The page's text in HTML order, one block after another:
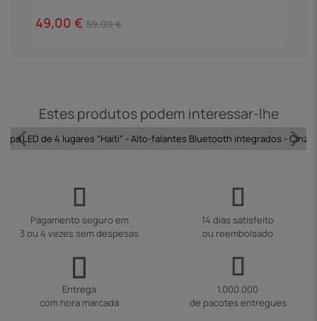
49,00 € 59,00 €
Estes produtos podem interessar-lhe
Spa LED de 4 lugares “Haiti” - Alto-falantes Bluetooth integrados - Cinza
Pagamento seguro em
3 ou 4 vezes sem despesas
14 dias satisfeito
ou reembolsado
Entrega
com hora marcada
1.000.000
de pacotes entregues